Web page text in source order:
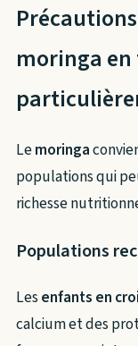
moringa
Lemoringa
populations qui
richesse
Populations
Lesenfants en
calcium et des